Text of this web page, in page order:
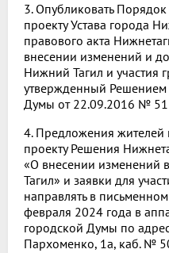
3. Опубликовать
проекту Устава города
правового акта
внесении изменений и
Нижний Тагил и участия
утвержденный Решением
Думы от 22.09.2016 №
4. Предложения
проекту Решения
«О внесении изменений
Тагил» и заявки для
направлять в
февраля 2024 года в
городской Думы по
Пархоменко, 1а, каб. №